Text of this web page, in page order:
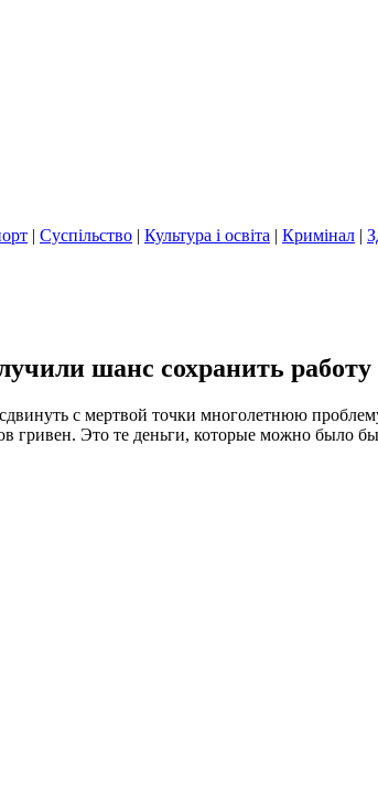
| Суспільство | Культура і освіта | Кримінал |
шанс сохранить работу
с мертвой точки многолетнюю
гривен. Это те деньги, которые можно было